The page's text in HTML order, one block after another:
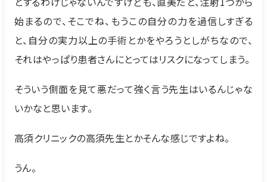
始まるので、そこでね、もうこの自分の力を過信しすぎる
と、自分の実力以上の手術とかをやろうとしがちなので、
それはやっぱり患者さんにとってはリスクになってしまう。
そういう側面を見て悪だって強く言う先生はいるんじゃな
いかなと思います。
高須クリニックの高須先生とかそんな感じですよね。
うん。